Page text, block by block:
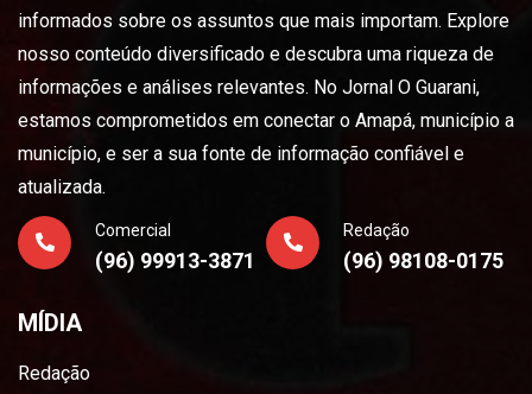
informados sobre os assuntos que mais importam. Explore
nosso conteúdo diversificado e descubra uma riqueza de
informações e análises relevantes. No Jornal O Guarani,
estamos comprometidos em conectar o Amapá, município a
município, e ser a sua fonte de informação confiável e
atualizada.
Comercial
(96) 99913-3871
Redação
(96) 98108-0175
MÍDIA
Redação